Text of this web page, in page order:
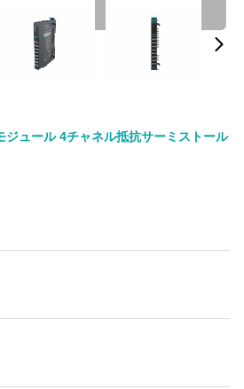
ジュール 4チャネル抵抗サーミストール